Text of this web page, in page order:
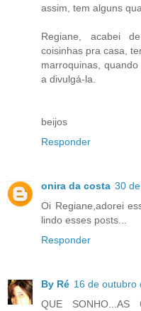
assim, tem alguns
Regiane, acabei
coisinhas pra casa,
marroquinas,
a divulgá-la.
beijos
Responder
onira da costa 30
Oi Regiane,adorei
lindo esses posts...
Responder
By Ré 16 de outubro
QUE SONHO...AS